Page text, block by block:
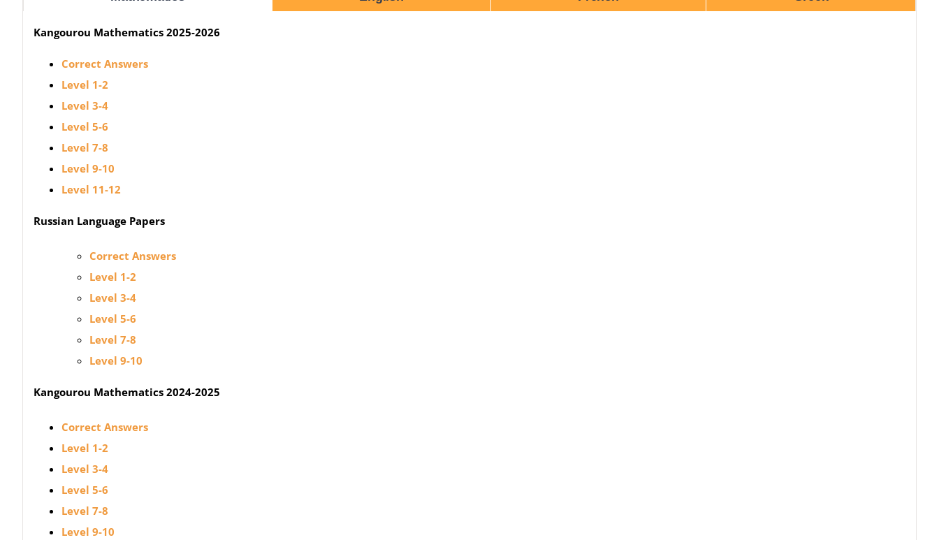
Kangourou Mathematics 2025-2026
Correct Answers
Level 1-2
Level 3-4
Level 5-6
Level 7-8
Level 9-10
Level 11-12
Russian Language Papers
Correct Answers
Level 1-2
Level 3-4
Level 5-6
Level 7-8
Level 9-10
Kangourou Mathematics 2024-2025
Correct Answers
Level 1-2
Level 3-4
Level 5-6
Level 7-8
Level 9-10